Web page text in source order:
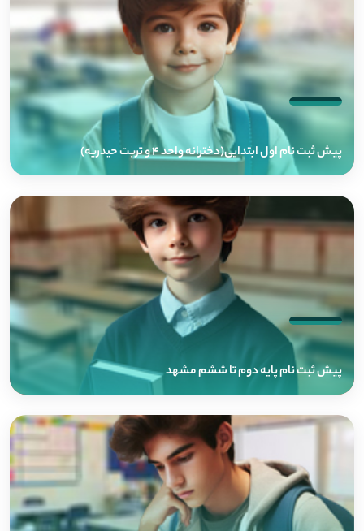
پیش ثبت نام اول ابتدایی(دخترانه واحد 4 و تربت حیدریه)
پیش ثبت نام پایه دوم تا ششم مشهد